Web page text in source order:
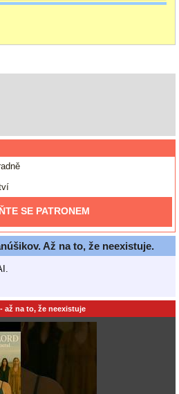
SE PATRONEM
Až na to, že neexistuje.
až na to, že neexistuje